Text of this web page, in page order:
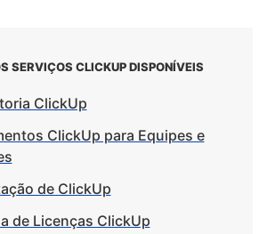
SERVIÇOS CLICKUP DISPONÍVEIS
ClickUp
ClickUp para Equipes e
de ClickUp
de Licenças ClickUp